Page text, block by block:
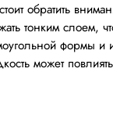
обратить
тонким слоем,
формы
может